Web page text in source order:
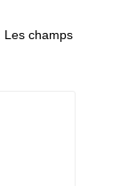
Les champs